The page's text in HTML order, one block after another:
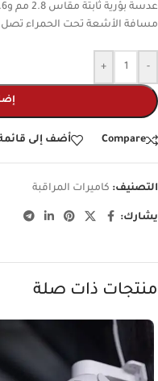
عدسة بؤرية ثابتة مقاس 2.8 مم و3.6 مم
مسافة الأشعة تحت الحمراء تصل إلى 25 مترًا للتصوير الليلي
-
+
Compare أضف إلى
التصنيف: كاميرات المراقبة
يشارك:
منتجات ذات صلة